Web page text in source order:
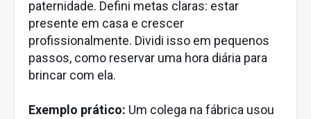
paternidade. Defini metas claras: estar
presente em casa e crescer
profissionalmente. Dividi isso em pequenos
passos, como reservar uma hora diária para
brincar com ela.
Exemplo prático: Um colega na fábrica usou